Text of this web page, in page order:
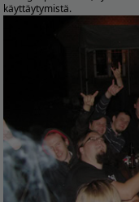
käyttäytymistä.